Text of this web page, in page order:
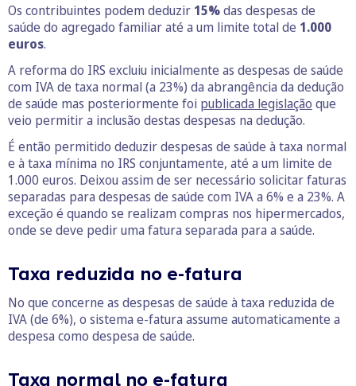
Os contribuintes podem deduzir 15%das despesas de
saúde do agregado familiar até a um limite total de 1.000
euros.
A reforma do IRS excluiu inicialmente as despesas de saúde
com IVA de taxa normal (a 23%) da abrangência da dedução
de saúde mas posteriormente foi publicada legislação que
veio permitir a inclusão destas despesas na dedução.
É então permitido deduzir despesas de saúde à taxa normal
e à taxa mínima no IRS conjuntamente, até a um limite de
1.000 euros. Deixou assim de ser necessário solicitar faturas
separadas para despesas de saúde com IVA a 6% e a 23%. A
exceção é quando se realizam compras nos hipermercados,
onde se deve pedir uma fatura separada para a saúde.
Taxa reduzida no e-fatura
No que concerne as despesas de saúde à taxa reduzida de
IVA (de 6%), o sistema e-fatura assume automaticamente a
despesa como despesa de saúde.
Taxa normal no e-fatura